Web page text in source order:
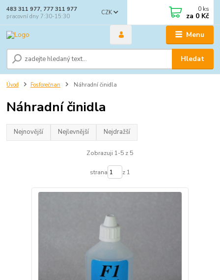
Menu
CZK
Hledat
483 311 977, 777 311 977
pracovní dny 7:30-15:30
0 ks
za 0 Kč
Úvod Fosforečnan Náhradní činidla
Náhradní činidla
Nejnovější Nejlevnější Nejdražší
Zobrazuji 1-5 z 5
strana z 1